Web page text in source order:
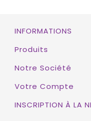
INFORMATIONS
Produits
Notre Société
Votre Compte
INSCRIPTION À LA